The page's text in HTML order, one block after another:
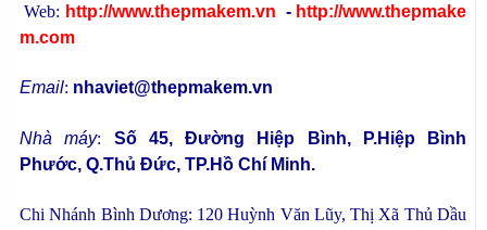
Web: http://www.thepmakem.vn - http://www.thepmake
m.com
Email: nhaviet@thepmakem.vn
Nhà máy: Số 45, Đường Hiệp Bình, P.Hiệp Bình
Phước, Q.Thủ Đức, TP.Hồ Chí Minh.
Chi Nhánh Bình Dương: 120 Huỳnh Văn Lũy, Thị Xã Thủ Dầu